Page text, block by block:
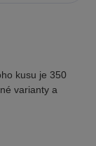
kusu je 350
varianty a